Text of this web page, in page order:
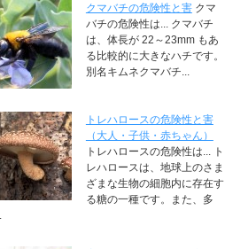
クマバチの危険性と害 クマ
バチの危険性は... クマバチ
は、体長が 22～23mm もあ
る比較的に大きなハチです。
別名キムネクマバチ...
トレハロースの危険性と害
（大人・子供・赤ちゃん）
トレハロースの危険性は... ト
レハロースは、地球上のさま
ざまな生物の細胞内に存在す
る糖の一種です。また、多